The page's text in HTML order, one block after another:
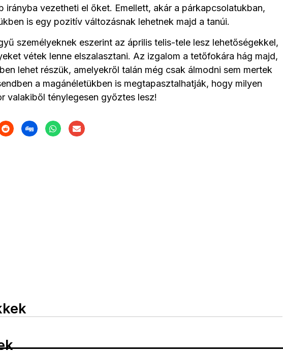
irányba vezetheti el őket. Emellett, akár a párkapcsolatukban,
is egy pozitív változásnak lehetnek majd a tanúi.
személyeknek eszerint az április telis-tele lesz lehetőségekkel,
vétek lenne elszalasztani. Az izgalom a tetőfokára hág majd,
lehet részük, amelyekről talán még csak álmodni sem mertek
a magánéletükben is megtapasztalhatják, hogy milyen
valakiből ténylegesen győztes lesz!